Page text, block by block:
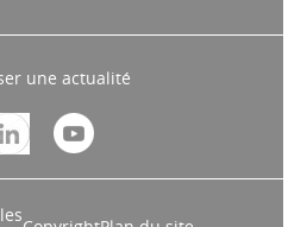
une actualité